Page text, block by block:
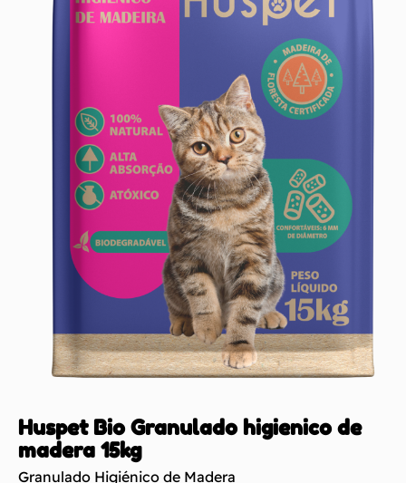
Huspet Bio Granulado higienico de
madera 15kg
Granulado Higiénico de Madera